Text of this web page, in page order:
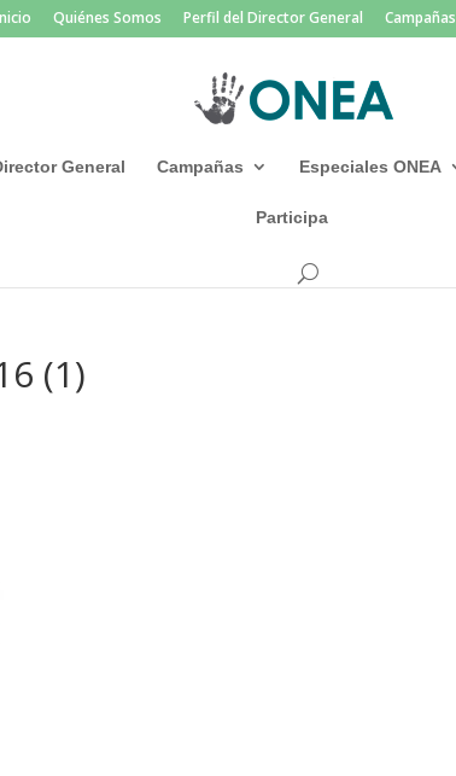
Quiénes Somos Perfil del Director General Campañas
General Campañas Especiales ONEA
Participa
(1)